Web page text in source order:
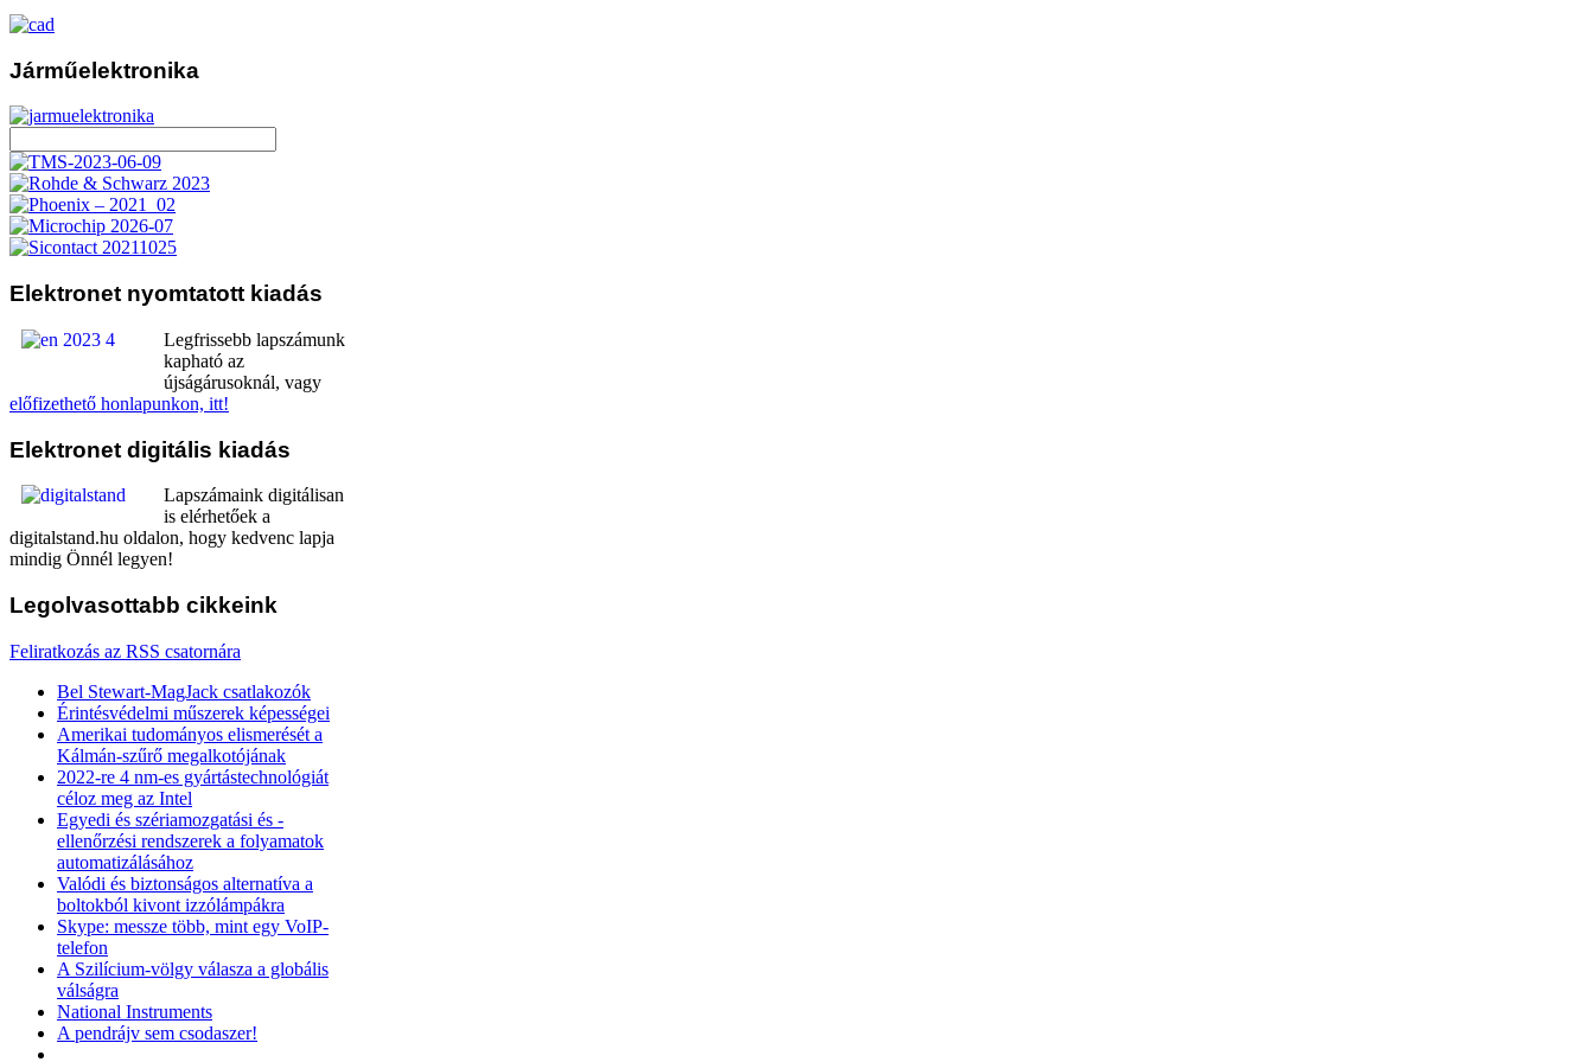
Járműelektronika
Elektronet nyomtatott kiadás
Legfrissebb lapszámunk
kapható az
újságárusoknál, vagy
előfizethető honlapunkon, itt!
Elektronet digitális kiadás
Lapszámaink digitálisan
is elérhetőek a
digitalstand.hu oldalon, hogy kedvenc lapja
mindig Önnél legyen!
Legolvasottabb cikkeink
Feliratkozás az RSS csatornára
Bel Stewart-MagJack csatlakozók
Érintésvédelmi műszerek képességei
Amerikai tudományos elismerését a
Kálmán-szűrő megalkotójának
2022-re 4 nm-es gyártástechnológiát
céloz meg az Intel
Egyedi és szériamozgatási és -
ellenőrzési rendszerek a folyamatok
automatizálásához
Valódi és biztonságos alternatíva a
boltokból kivont izzólámpákra
Skype: messze több, mint egy VoIP-
telefon
A Szilícium-völgy válasza a globális
válságra
National Instruments
A pendrájv sem csodaszer!